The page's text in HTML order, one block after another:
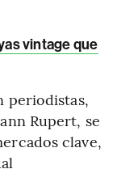
vintage que
periodistas,
Rupert, se
clave,